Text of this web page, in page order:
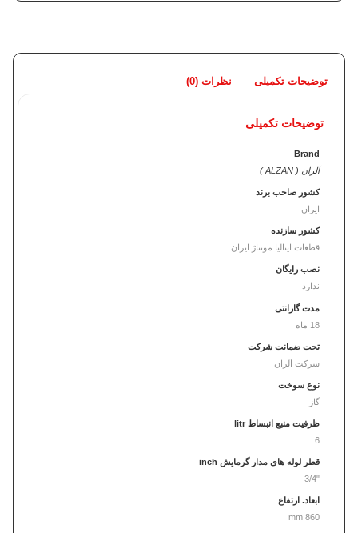
توضیحات تکمیلی نظرات (0)
توضیحات تکمیلی
Brand
آلزان ( ALZAN )
کشور صاحب برند
ایران
کشور سازنده
قطعات ایتالیا مونتاژ ایران
نصب رایگان
ندارد
مدت گارانتی
18 ماه
تحت ضمانت شرکت
شرکت آلزان
نوع سوخت
گاز
ظرفیت منبع انبساط litr
6
قطر لوله های مدار گرمایش inch
"3/4
ابعاد. ارتفاع
860 mm